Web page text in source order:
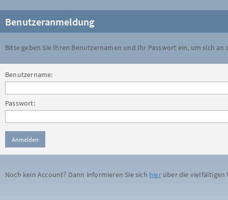
Benutzeranmeldung
Bitte geben Sie Ihren Benutzernamen und Ihr Passwort ein, um sich an
Benutzername:
Passwort:
Noch kein Account? Dann informieren Sie sich hierüber die vielfältigen